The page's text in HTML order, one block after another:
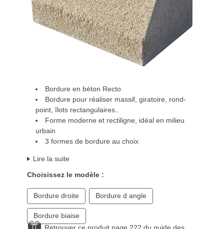
Bordure en béton Recto
Bordure pour réaliser massif, giratoire, rond-
point, îlots rectangulaires..
Forme moderne et rectiligne, idéal en milieu
urbain
3 formes de bordure au choix
Lire la suite
Choisissez le modèle :
Bordure droite Bordure d angle
Bordure biaise